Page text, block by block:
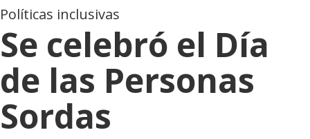
Políticas inclusivas
Se celebró el Día
de las Personas
Sordas